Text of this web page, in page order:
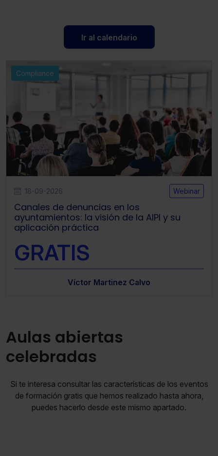
Ir al calendario
Compliance
18-09-2026 Webinar
Canales de denuncias en los
ayuntamientos: la visión de la AIPI y su
aplicación práctica
GRATIS
Víctor Martinez Calvo
Aulas abiertas
celebradas
Si te interesa consultar las características de los eventos
de formación gratis que hemos realizado hasta ahora,
puedes hacerlo desde este mismo apartado.